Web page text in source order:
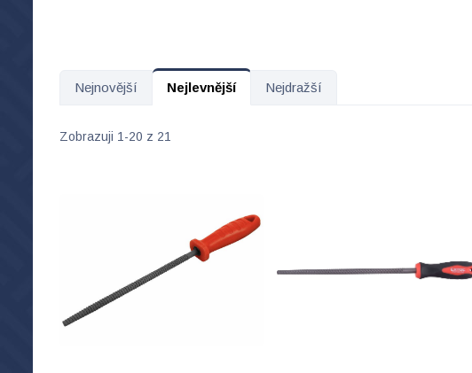
Nejnovější Nejlevnější Nejdražší
Zobrazuji 1-20 z 21